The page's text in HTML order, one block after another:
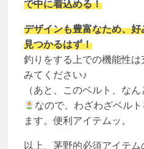
で中に着込める！
デザインも豊富なため、
見つかるはず！
釣りをする上での機能性
みてください♪
（あと、このベルト、な
なので、わざわざベル
ます。便利アイテムッ。
以上、茅野的必須アイテム